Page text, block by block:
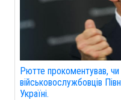
Рютте прокоментував,
військовослужбовців
Україні.